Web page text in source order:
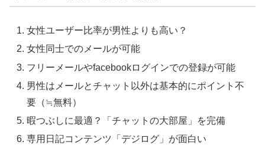
女性ユーザー比率が男性よりも高い？
女性同士でのメールが可能
フリーメールやfacebookログインでの登録が可能
男性はメールとチャット以外は基本的にポイント不
要（≒無料）
暇つぶしに最適？「チャットの大部屋」を完備
専用日記コンテンツ「デジログ」が面白い